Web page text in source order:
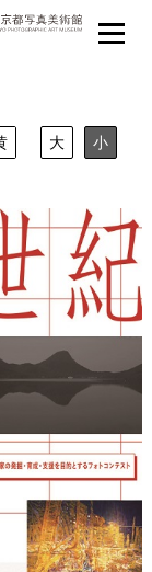
大 小